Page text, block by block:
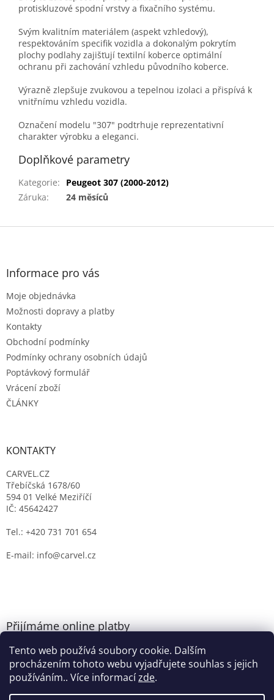
Tento web používá soubory cookie. Dalším
procházením tohoto webu vyjadřujete souhlas s jejich
používáním.. Více informacízde.
protiskluzové spodní vrstvy a fixačního systému.
Svým kvalitním materiálem (aspekt vzhledový),
respektováním specifik vozidla a dokonalým pokrytím
plochy podlahy zajišťují textilní koberce optimální
ochranu při zachování vzhledu původního koberce.
Výrazně zlepšuje zvukovou a tepelnou izolaci a přispívá k
vnitřnímu vzhledu vozidla.
Označení modelu "307" podtrhuje reprezentativní
charakter výrobku a eleganci.
Doplňkové parametry
Kategorie:
Peugeot 307 (2000-2012)
Záruka: 24 měsíců
Z
Informace pro vás
Moje objednávka
Možnosti dopravy a platby
Kontakty
Obchodní podmínky
Podmínky ochrany osobních údajů
Poptávkový formulář
Vrácení zboží
ČLÁNKY
KONTAKTY
CARVEL.CZ
Třebíčská 1678/60
594 01 Velké Meziříčí
IČ: 45642427
Tel.: +420 731 701 654
E-mail: info@carvel.cz
Přijímáme online platby